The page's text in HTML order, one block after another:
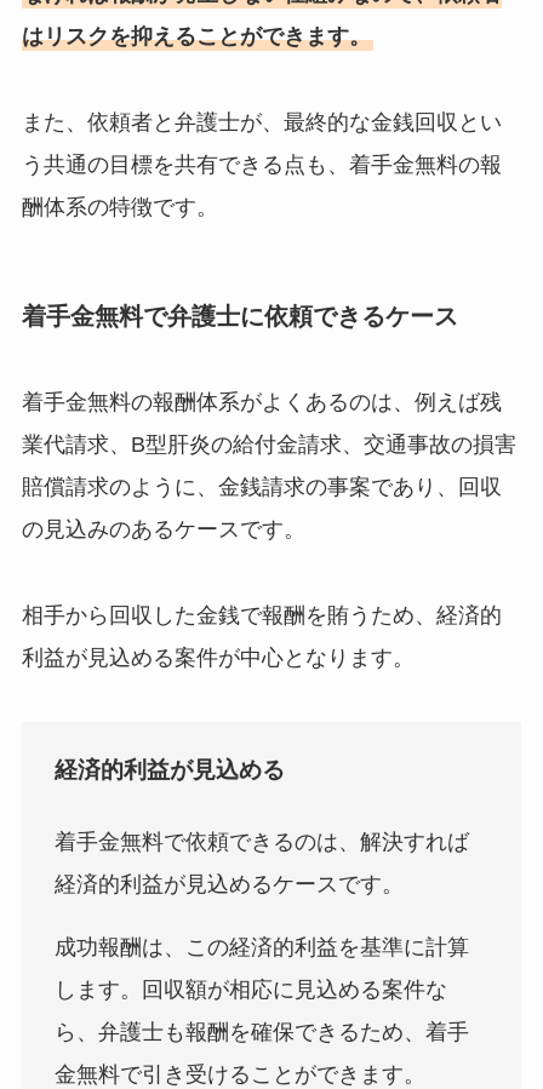
はリスクを抑えることができます。
また、依頼者と弁護士が、最終的な金銭回収とい
う共通の目標を共有できる点も、着手金無料の報
酬体系の特徴です。
着手金無料で弁護士に依頼できるケース
着手金無料の報酬体系がよくあるのは、例えば残
業代請求、B型肝炎の給付金請求、交通事故の損害
賠償請求のように、金銭請求の事案であり、回収
の見込みのあるケースです。
相手から回収した金銭で報酬を賄うため、経済的
利益が見込める案件が中心となります。
経済的利益が見込める
着手金無料で依頼できるのは、解決すれば
経済的利益が見込めるケースです。
成功報酬は、この経済的利益を基準に計算
します。回収額が相応に見込める案件な
ら、弁護士も報酬を確保できるため、着手
金無料で引き受けることができます。